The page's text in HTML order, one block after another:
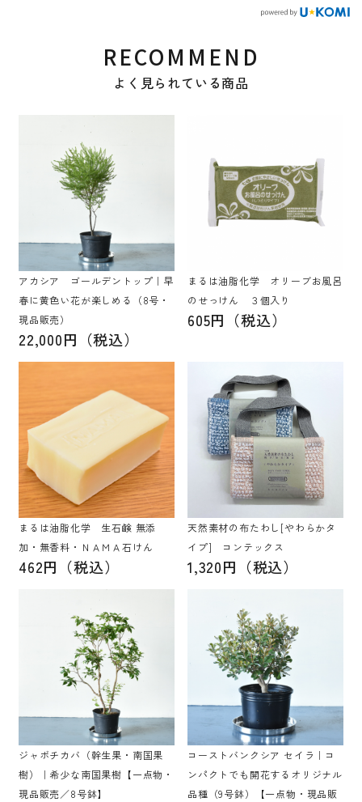
RECOMMEND
よく見られている商品
アカシア ゴールデントップ｜早
春に黄色い花が楽しめる（8号・
現品販売）
22,000円（税込）
まるは油脂化学 オリーブお風呂
のせっけん ３個入り
605円（税込）
まるは油脂化学 生石鹸 無添
加・無香料・ＮＡＭＡ石けん
462円（税込）
天然素材の布たわし[やわらかタ
イプ] コンテックス
1,320円（税込）
ジャボチカバ（幹生果・南国果
樹）｜希少な南国果樹【一点物・
現品販売／8号鉢】
コーストバンクシア セイラ｜コ
ンパクトでも開花するオリジナル
品種（9号鉢）【一点物・現品販